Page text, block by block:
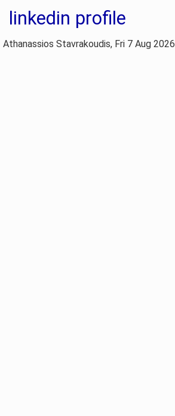
linkedin profile
Athanassios Stavrakoudis, Fri 7 Aug 2026